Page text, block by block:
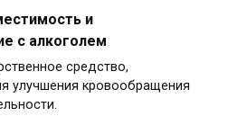
и
с алкоголем
средство,
улучшения кровообращения